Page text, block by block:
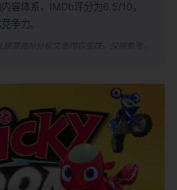
容体系，IMDb评分为6.5/10，
争力。